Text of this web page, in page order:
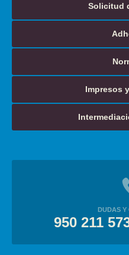
Solicitud
Impresos
DUDAS Y
950 211